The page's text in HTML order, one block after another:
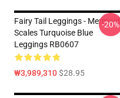
Fairy Tail Leggings - Mermaid
Scales Turquoise Blue
Leggings RB0607
₩3,989,310$28.95
-20%